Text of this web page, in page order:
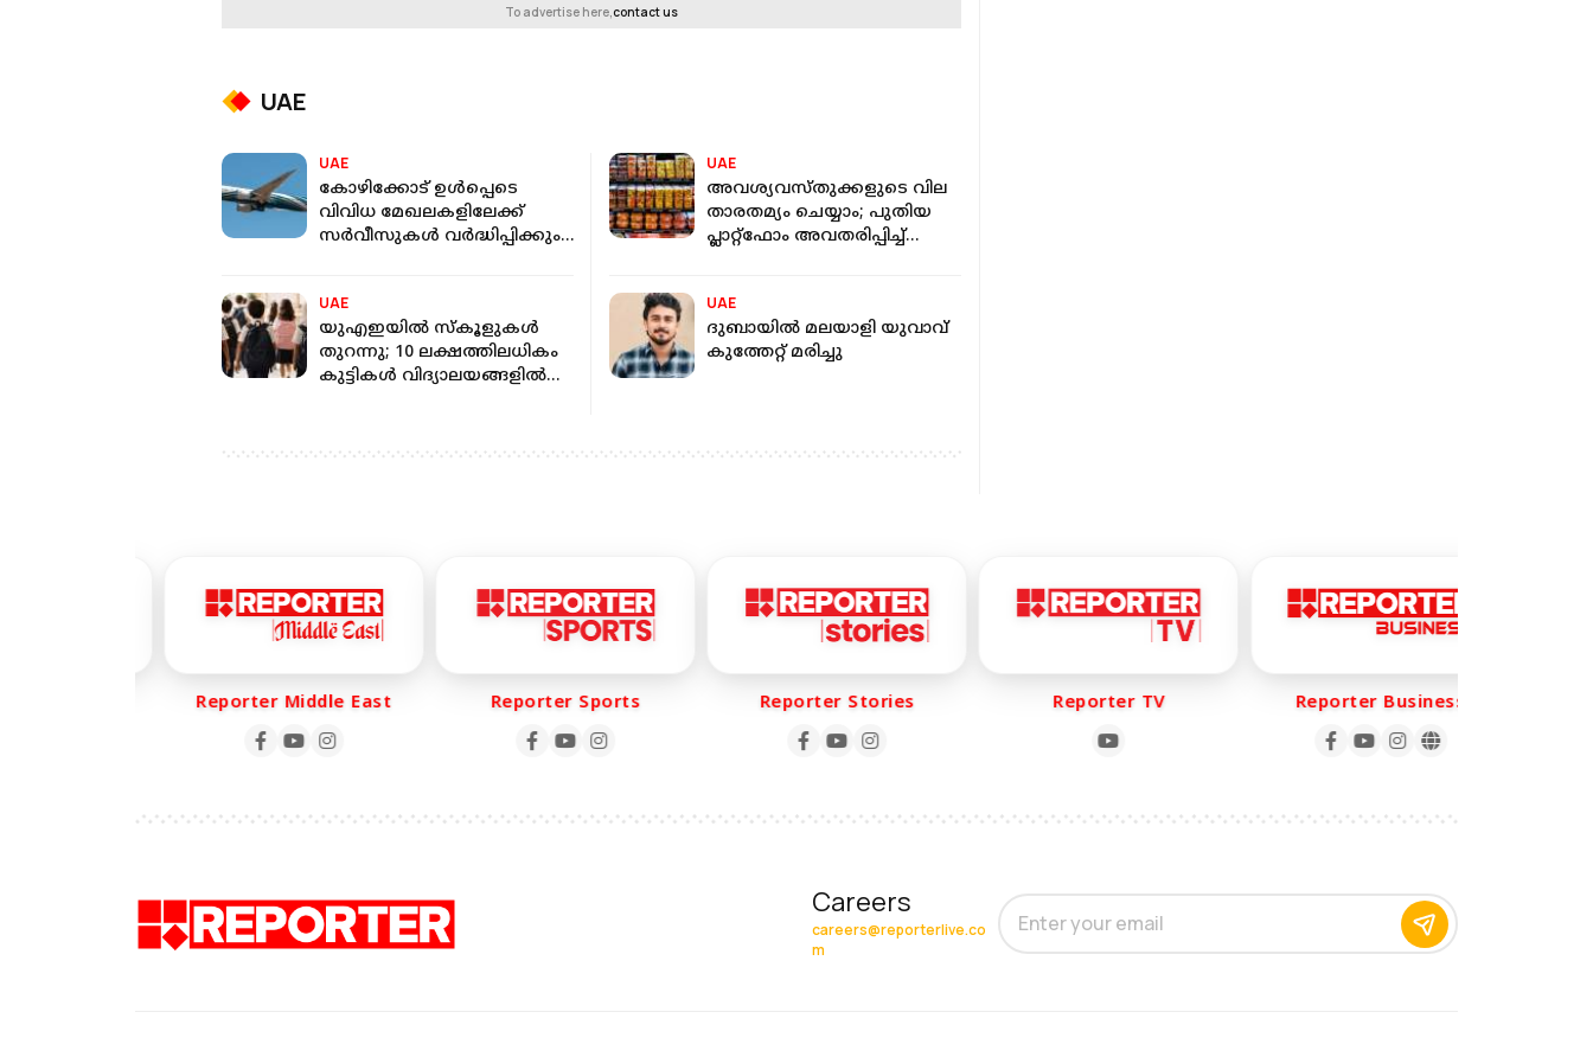
To advertise here,contact us
UAE
UAE
കോഴിക്കോട് ഉൾപ്പെടെ
വിവിധ മേഖലകളിലേക്ക്
സർവീസുകൾ വർദ്ധിപ്പിക്കും;
UAE
അവശ്യവസ്തുക്കളുടെ വില
താരതമ്യം ചെയ്യാം; പുതിയ
പ്ലാറ്റ്ഫോം അവതരിപ്പിച്ച്
UAE
യുഎഇയിൽ സ്കൂളുകൾ
തുറന്നു; 10 ലക്ഷത്തിലധികം
കുട്ടികൾ വിദ്യാലയങ്ങളിൽ
UAE
ദുബായില്‍ മലയാളി യുവാവ്
കുത്തേറ്റ് മരിച്ചു
Reporter Middle East Reporter Sports Reporter Stories Reporter TV Reporter Business
Careers
careers@reporterlive.co
m